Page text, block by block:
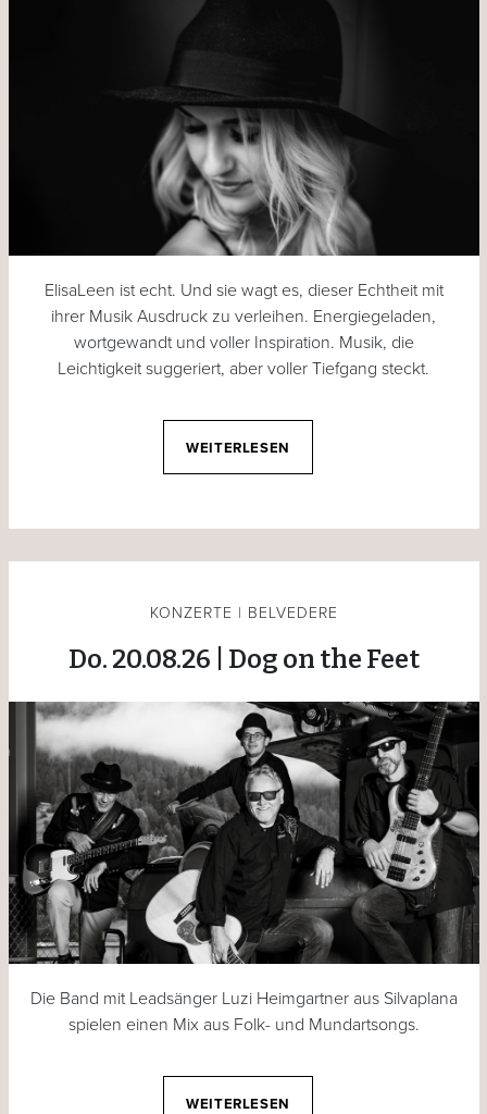
ElisaLeen ist echt. Und sie wagt es, dieser Echtheit mit
ihrer Musik Ausdruck zu verleihen. Energiegeladen,
wortgewandt und voller Inspiration. Musik, die
Leichtigkeit suggeriert, aber voller Tiefgang steckt.
WEITERLESEN
KONZERTE | BELVEDERE
Do. 20.08.26 | Dog on the Feet
Die Band mit Leadsänger Luzi Heimgartner aus Silvaplana
spielen einen Mix aus Folk- und Mundartsongs.
WEITERLESEN